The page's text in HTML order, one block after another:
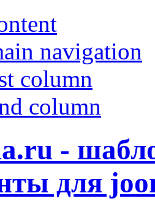
navigation
column
column
-
для